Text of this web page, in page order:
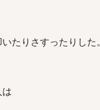
たりさすったりした。